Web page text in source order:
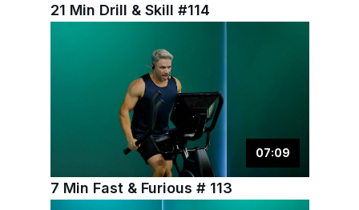
21 Min Drill & Skill #114
07:09
7 Min Fast & Furious # 113